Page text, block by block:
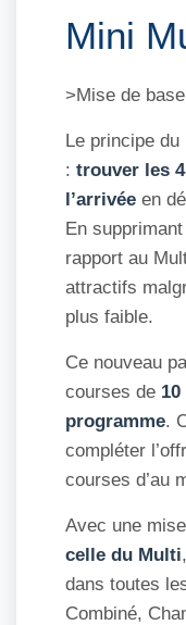
Mini
>Mise de
Le principe
: trouver les
l’arrivée en
En
rapport au
attractifs
plus faible.
Ce nouveau
courses de
programme.
compléter
courses d’au
Avec une
celle du Multi
dans toutes
Combiné,